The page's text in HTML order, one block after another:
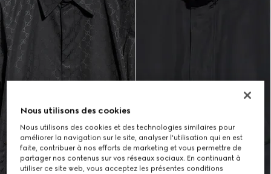
Nous utilisons des cookies
Nous utilisons des cookies et des technologies similaires pour
améliorer la navigation sur le site, analyser l'utilisation qui en est
faite, contribuer à nos efforts de marketing et vous permettre de
partager nos contenus sur vos réseaux sociaux. En continuant à
utiliser ce site web, vous acceptez les présentes conditions